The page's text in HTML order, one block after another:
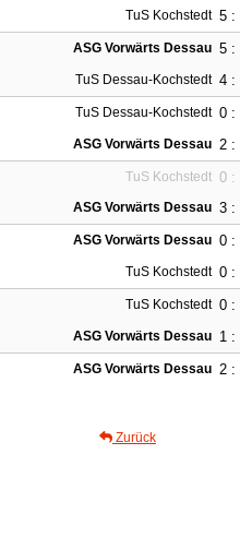
TuS Kochstedt 5 :
ASG Vorwärts Dessau 5 :
TuS Dessau-Kochstedt 4 :
TuS Dessau-Kochstedt 0 :
ASG Vorwärts Dessau 2 :
TuS Kochstedt 0 :
ASG Vorwärts Dessau 3 :
ASG Vorwärts Dessau 0 :
TuS Kochstedt 0 :
TuS Kochstedt 0 :
ASG Vorwärts Dessau 1 :
ASG Vorwärts Dessau 2 :
Zurück